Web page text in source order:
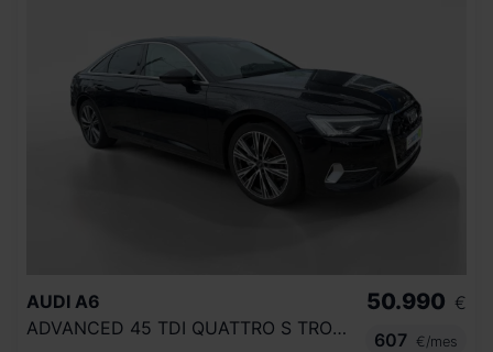
AUDI A6
ADVANCED 45 TDI QUATTRO S TRONIC
50.990 €
607
€/mes